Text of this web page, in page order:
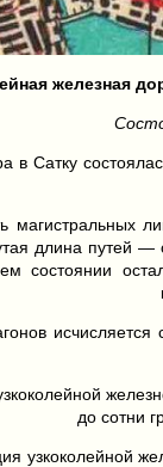
железная
в Сатку
магистральных
длина путей —
состоянии
до сотни
узкоколейной